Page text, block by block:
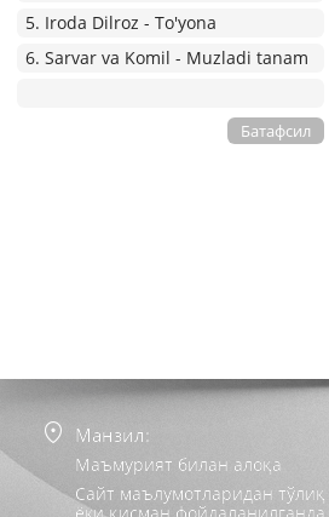
5. Iroda Dilroz - To'yona
6. Sarvar va Komil - Muzladi tanam
Батафсил
Манзил:
Маъмурият билан алоқа
Сайт маълумотларидан тўлиқ